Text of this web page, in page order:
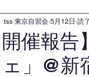
開催報
」@新
tss 東京自習会 5月12日 読